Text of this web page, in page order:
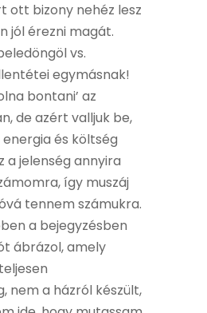
ott bizony nehéz lesz
jól érezni magát.
vs.
egymásnak!
bontani’ az
de azért valljuk be,
és költség
a jelenség annyira
így muszáj
tennem számukra.
a bejegyzésben
ábrázol, amely
nem a házról készült,